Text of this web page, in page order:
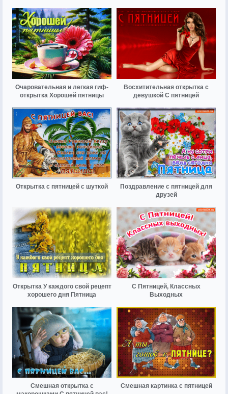
Очаровательная и легкая гиф-
открытка Хорошей пятницы
Восхитительная открытка с
девушкой С пятницей
Открытка с пятницей с шуткой
Поздравление с пятницей для
друзей
Открытка У каждого свой рецепт
хорошего дня Пятница
С Пятницей, Классных
Выходных
Смешная открытка с
Смешная картинка с пятницей